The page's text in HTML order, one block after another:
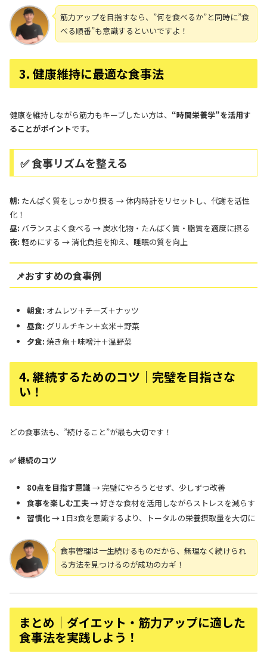
筋力アップを目指すなら、”何を食べるか”と同時に”食
べる順番”も意識するといいですよ！
3. 健康維持に最適な食事法
健康を維持しながら筋力もキープしたい方は、 “時間栄養学”を活用す
ることがポイントです。
✅ 食事リズムを整える
朝: たんぱく質をしっかり摂る → 体内時計をリセットし、代謝を活性
化！
昼: バランスよく食べる → 炭水化物・たんぱく質・脂質を適度に摂る
夜: 軽めにする → 消化負担を抑え、睡眠の質を向上
📌おすすめの食事例
朝食: オムレツ＋チーズ＋ナッツ
昼食: グリルチキン＋玄米＋野菜
夕食: 焼き魚＋味噌汁＋温野菜
4. 継続するためのコツ｜完璧を目指さな
い！
どの食事法も、”続けること”が最も大切です！
✅ 継続のコツ
80点を目指す意識→ 完璧にやろうとせず、少しずつ改善
食事を楽しむ工夫→ 好きな食材を活用しながらストレスを減らす
習慣化→ 1日3食を意識するより、トータルの栄養摂取量を大切に
食事管理は一生続けるものだから、無理なく続けられ
る方法を見つけるのが成功のカギ！
まとめ｜ダイエット・筋力アップに適した
食事法を実践しよう！